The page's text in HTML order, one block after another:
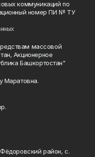
коммуникаций по
номер ПИ № ТУ
массовой
Акционерное
Башкортостан"
Маратовна.
район, с.